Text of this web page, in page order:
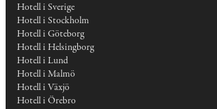
Hotell i Sverige
Hotell i Stockholm
Hotell i Göteborg
Hotell i Helsingborg
Hotell i Lund
Hotell i Malmö
Hotell i Växjö
Hotell i Örebro